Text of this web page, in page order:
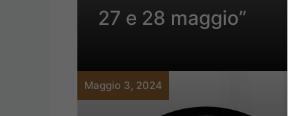
27 e 28 maggio”
Maggio 3, 2024